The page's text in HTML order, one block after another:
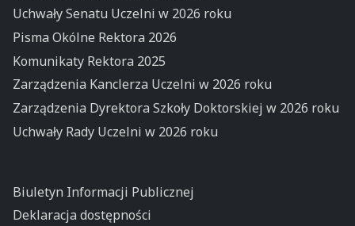
Uchwały Senatu Uczelni w 2026 roku
Pisma Okólne Rektora 2026
Komunikaty Rektora 2025
Zarządzenia Kanclerza Uczelni w 2026 roku
Zarządzenia Dyrektora Szkoły Doktorskiej w 2026 roku
Uchwały Rady Uczelni w 2026 roku
Biuletyn Informacji Publicznej
Deklaracja dostępności